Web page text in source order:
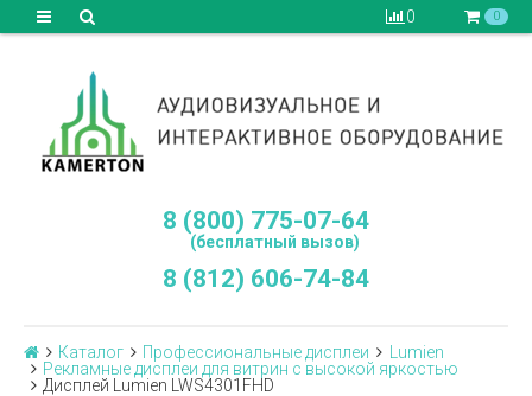
0 0
8 (800) 775-07-64
(бесплатный вызов)
8 (812) 606-74-84
Каталог Профессиональные дисплеи
Lumien
Рекламные дисплеи для витрин с высокой яркостью
Дисплей Lumien LWS4301FHD